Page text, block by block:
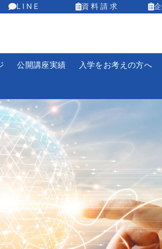
L I N E 資 料 請 求
公開講座実績 入学をお考えの方へ